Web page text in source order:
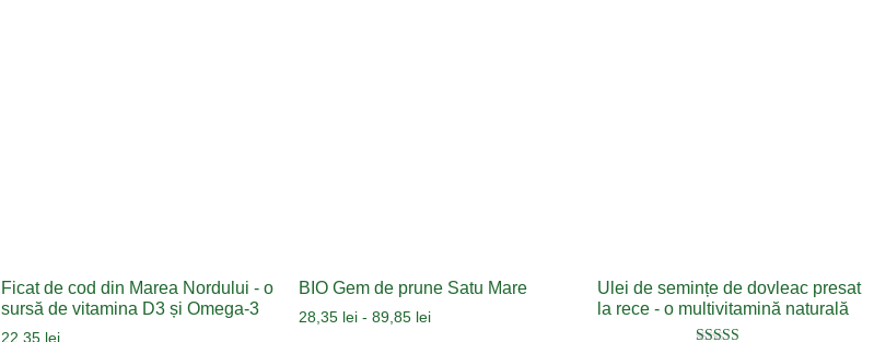
Ficat de cod din Marea Nordului - o
sursă de vitamina D3 și Omega-3
22,35 lei
BIO Gem de prune Satu Mare
28,35 lei - 89,85 lei
Ulei de semințe de dovleac presat
la rece - o multivitamină naturală